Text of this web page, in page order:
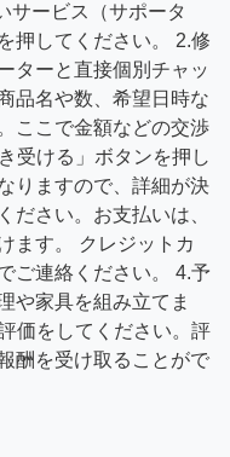
サービス（サポータ
押してください。 2.修
ターと直接個別チャッ
品名や数、希望日時な
ここで金額などの交渉
受ける」ボタンを押し
りますので、詳細が決
ださい。お支払いは、
ます。 クレジットカ
ご連絡ください。 4.予
や家具を組み立てま
価をしてください。評
酬を受け取ることがで